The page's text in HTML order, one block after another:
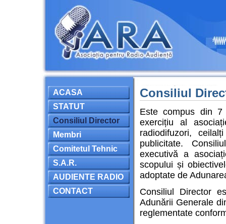
ACASA
STATUT
Consiliul Director
Membri
Comitetul Tehnic
S.A.R.
AUDIENTE RADIO
CONTACT
Consiliul
Este compus din
exercițiu al
radiodifuzori,
publicitate.
executivă a
scopului și
adoptate de
Consiliul Director
Adunării Generale
reglementate